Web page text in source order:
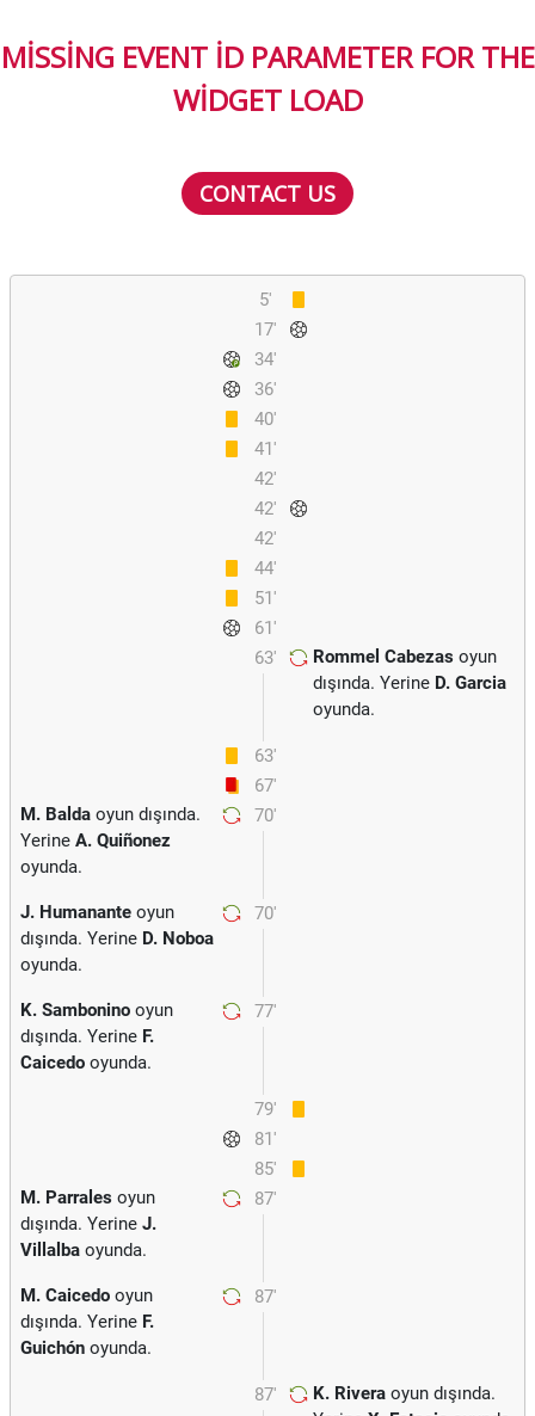
MISSING EVENT ID PARAMETER FOR THE
WIDGET LOAD
CONTACT US
5'
17'
34'
36'
40'
41'
42'
42'
42'
44'
51'
61'
63'
Rommel Cabezas oyun
dışında. Yerine D. Garcia
oyunda.
63'
67'
70'
M. Balda oyun dışında.
Yerine A. Quiñonez
oyunda.
70'
J. Humanante oyun
dışında. Yerine D. Noboa
oyunda.
77'
K. Sambonino oyun
dışında. Yerine F.
Caicedo oyunda.
79'
81'
85'
87'
M. Parrales oyun
dışında. Yerine J.
Villalba oyunda.
87'
M. Caicedo oyun
dışında. Yerine F.
Guichón oyunda.
87' K. Rivera oyun dışında.